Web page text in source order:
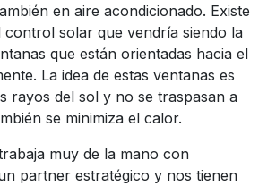
en aire acondicionado. Existe
control solar que vendría siendo la
que están orientadas hacia el
La idea de estas ventanas es
rayos del sol y no se traspasan a
se minimiza el calor.
muy de la mano con
partner estratégico y nos tienen